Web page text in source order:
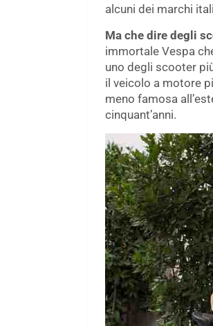
alcuni dei marchi
Ma che dire degli
immortale Vespa
uno degli scooter
il veicolo a motore
meno famosa
cinquant’anni.